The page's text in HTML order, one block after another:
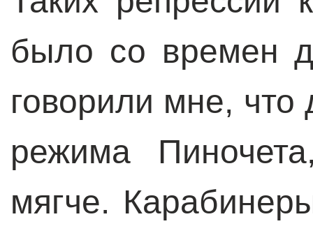
было со времен
говорили мне,
режима
мягче.